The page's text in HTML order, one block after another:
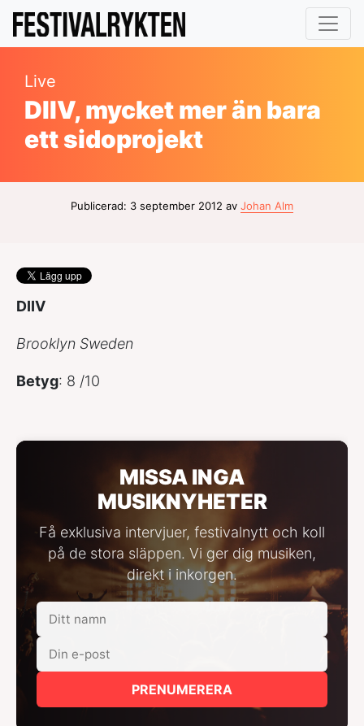
Live
DIIV, mycket mer än bara
ett sidoprojekt
Publicerad: 3 september 2012 av Johan Alm
DIIV
Brooklyn Sweden
Betyg: 8 /10
MISSA INGA
MUSIKNYHETER
Få exklusiva intervjuer, festivalnytt och koll
på de stora släppen. Vi ger dig musiken,
direkt i inkorgen.
PRENUMERERA